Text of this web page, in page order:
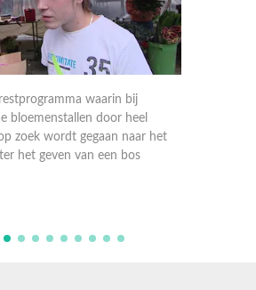
waarin bij
bloemenstallen door heel
zoek wordt gegaan naar het
het geven van een bos